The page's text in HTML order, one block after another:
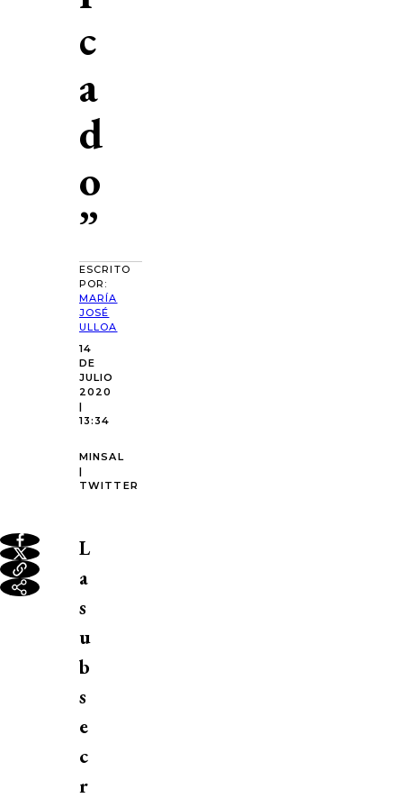
c
a
d
o
”
ESCRITO
POR:
MARÍA
JOSÉ
ULLOA
14
DE
JULIO
2020
|
13:34
MINSAL
|
TWITTER
L
a
s
u
b
s
e
c
r